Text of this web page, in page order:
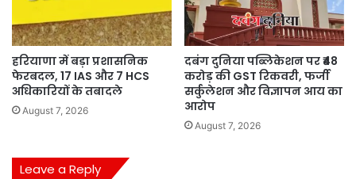
हरियाणा में बड़ा प्रशासनिक
फेरबदल, 17 IAS और 7 HCS
अधिकारियों के तबादले
August 7, 2026
दबंग दुनिया पब्लिकेशन पर ₹48
करोड़ की GST रिकवरी, फर्जी
सर्कुलेशन और विज्ञापन आय का
आरोप
August 7, 2026
Leave a Reply